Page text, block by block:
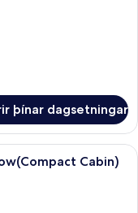
þínar dagsetningar
Cabin)